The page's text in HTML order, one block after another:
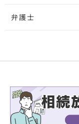
弁護士